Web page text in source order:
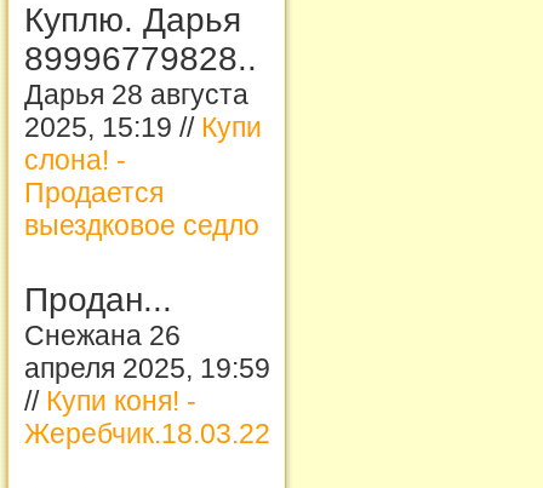
Куплю. Дарья
89996779828..
Дарья 28 августа
2025, 15:19 // Купи
слона! -
Продается
выездковое седло
Продан...
Снежана 26
апреля 2025, 19:59
// Купи коня! -
Жеребчик.18.03.22